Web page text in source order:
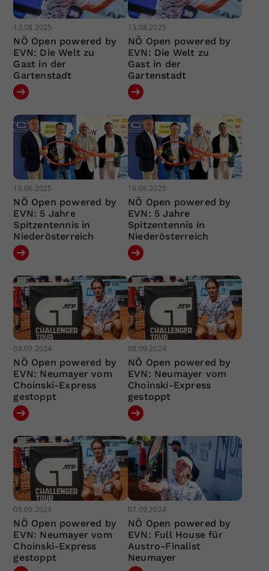
13.08.2025
NÖ Open powered by
EVN: Die Welt zu
Gast in der
Gartenstadt
13.08.2025
NÖ Open powered by
EVN: Die Welt zu
Gast in der
Gartenstadt
16.06.2025
NÖ Open powered by
EVN: 5 Jahre
Spitzentennis in
Niederösterreich
16.06.2025
NÖ Open powered by
EVN: 5 Jahre
Spitzentennis in
Niederösterreich
08.09.2024
NÖ Open powered by
EVN: Neumayer vom
Choinski-Express
gestoppt
08.09.2024
NÖ Open powered by
EVN: Neumayer vom
Choinski-Express
gestoppt
08.09.2024
NÖ Open powered by
EVN: Neumayer vom
Choinski-Express
gestoppt
07.09.2024
NÖ Open powered by
EVN: Full House für
Austro-Finalist
Neumayer